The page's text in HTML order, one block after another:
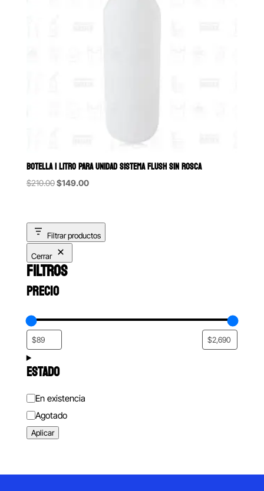
BOTELLA 1 LITRO PARA UNIDAD SISTEMA FLUSH SIN ROSCA
$210.00Original
$210.00.
$149.00Current
$149.00.
Filtrar productos
Cerrar
FILTROS
PRECIO
ESTADO
Estado
En existencia
Agotado
Aplicar